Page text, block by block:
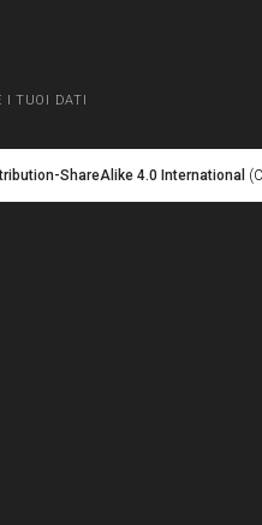
I TUOI DATI
ShareAlike 4.0 International